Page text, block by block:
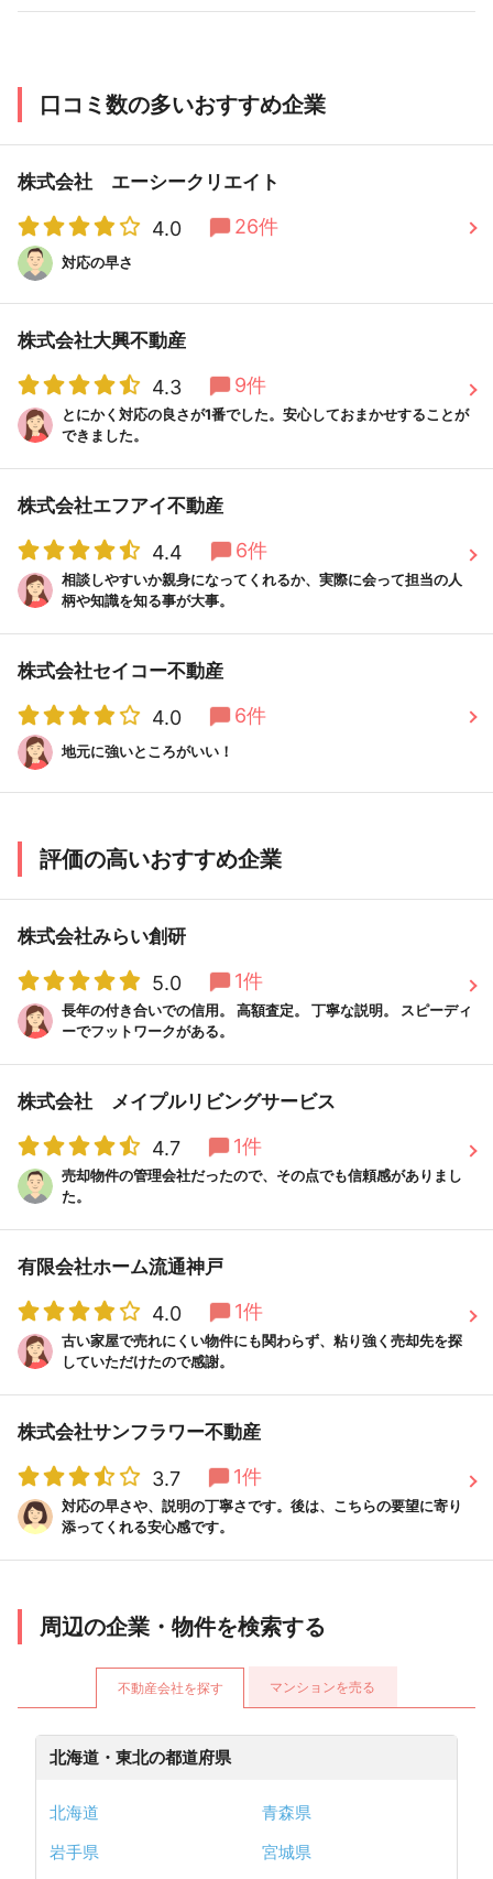
口コミ数の多いおすすめ企業
株式会社 エーシークリエイト
4.0 26件
対応の早さ
株式会社大興不動産
4.3 9件
とにかく対応の良さが1番でした。安心しておまかせすることが
できました。
株式会社エフアイ不動産
4.4 6件
相談しやすいか親身になってくれるか、実際に会って担当の人
柄や知識を知る事が大事。
株式会社セイコー不動産
4.0 6件
地元に強いところがいい！
評価の高いおすすめ企業
株式会社みらい創研
5.0 1件
長年の付き合いでの信用。 高額査定。 丁寧な説明。 スピーディ
ーでフットワークがある。
株式会社 メイプルリビングサービス
4.7 1件
売却物件の管理会社だったので、その点でも信頼感がありまし
た。
有限会社ホーム流通神戸
4.0 1件
古い家屋で売れにくい物件にも関わらず、粘り強く売却先を探
していただけたので感謝。
株式会社サンフラワー不動産
3.7 1件
対応の早さや、説明の丁寧さです。後は、こちらの要望に寄り
添ってくれる安心感です。
周辺の企業・物件を検索する
不動産会社を探す マンションを売る
北海道・東北の都道府県
北海道
青森県
岩手県
宮城県